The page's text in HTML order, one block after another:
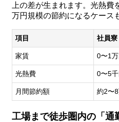
上の差が生まれます。光熱
万円規模の節約になるケース
項目 社員寮
家賃 0〜1万
光熱費 0〜5千
月間節約額 約2〜
工場まで徒歩圏内の「通